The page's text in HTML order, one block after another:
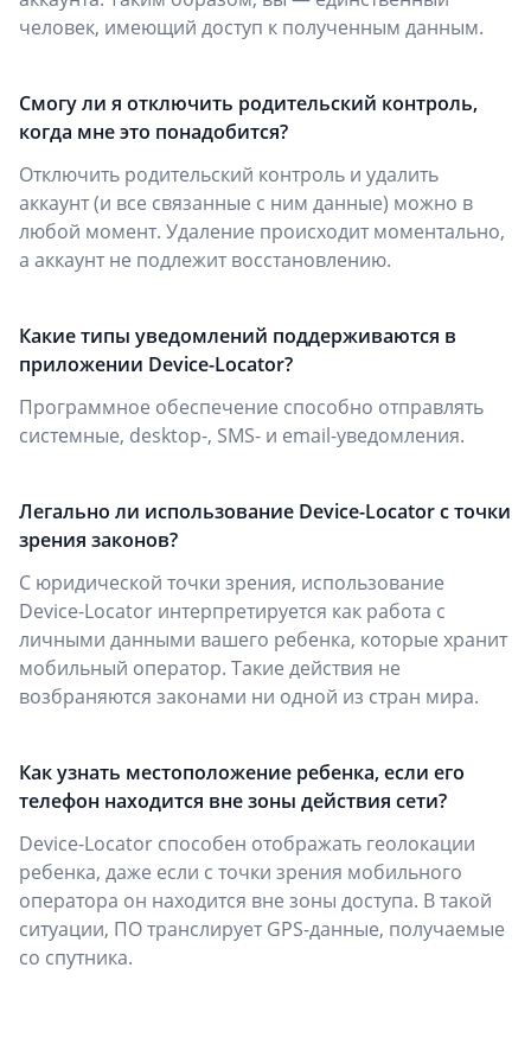
человек, имеющий доступ к полученным данным.
Смогу ли я отключить родительский контроль,
когда мне это понадобится?
Отключить родительский контроль и удалить
аккаунт (и все связанные с ним данные) можно в
любой момент. Удаление происходит моментально,
а аккаунт не подлежит восстановлению.
Какие типы уведомлений поддерживаются в
приложении Device-Locator?
Программное обеспечение способно отправлять
системные, desktop-, SMS- и email-уведомления.
Легально ли использование Device-Locator с точки
зрения законов?
С юридической точки зрения, использование
Device-Locator интерпретируется как работа с
личными данными вашего ребенка, которые хранит
мобильный оператор. Такие действия не
возбраняются законами ни одной из стран мира.
Как узнать местоположение ребенка, если его
телефон находится вне зоны действия сети?
Device-Locator способен отображать геолокации
ребенка, даже если с точки зрения мобильного
оператора он находится вне зоны доступа. В такой
ситуации, ПО транслирует GPS-данные, получаемые
со спутника.